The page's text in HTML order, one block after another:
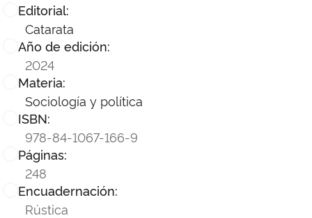
Editorial:
Catarata
Año de edición:
2024
Materia:
Sociología y política
ISBN:
978-84-1067-166-9
Páginas:
248
Encuadernación:
Rústica